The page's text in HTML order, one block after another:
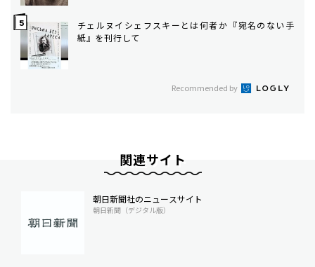
チェルヌイシェフスキーとは何者か――『宛名のない手
紙』を刊行して
Recommended by
関連サイト
朝日新聞社のニュースサイト
朝日新聞（デジタル版）